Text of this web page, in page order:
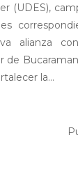
(UDES),
alianza
de
la...